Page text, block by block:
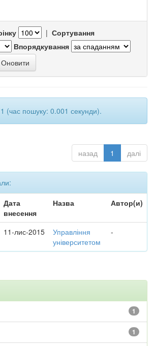
| Сортування
Впорядкування
1 (час пошуку: 0.001 секунди).
назад 1 далі
Дата
внесення
Назва Автор(и)
11-лис-2015
Управління
університетом
-
1
1